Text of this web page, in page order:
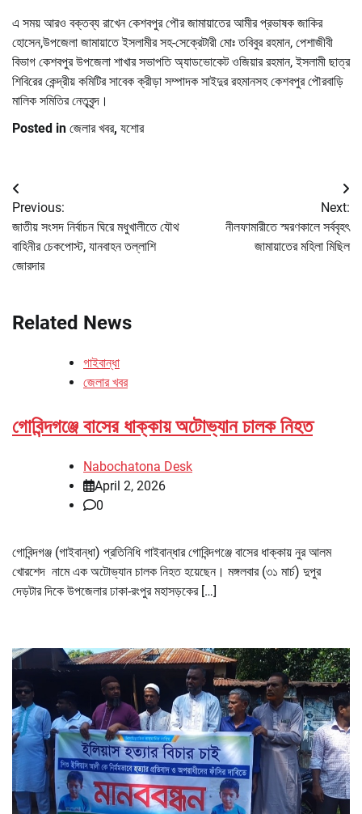
এ সময় আরও বক্তব্য রাখেন কেশবপুর পৌর জামায়াতের আমীর প্রভাষক জাকির
হোসেন,উপজেলা জামায়াতে ইসলামীর সহ-সেক্রেটারী মোঃ তবিবুর রহমান, পেশাজীবী
বিভাগ কেশবপুর উপজেলা শাখার সভাপতি অ্যাডভোকেট ওজিয়ার রহমান, ইসলামী ছাত্র
শিবিরের কেন্দ্রীয় কমিটির সাবেক ক্রীড়া সম্পাদক সাইদুর রহমানসহ কেশবপুর পৌরবাড়ি
মালিক সমিতির নেতৃবৃন্দ।
Posted in জেলার খবর, যশোর
Post
navigation
Previous:
জাতীয় সংসদ নির্বাচন ঘিরে মধুখালীতে যৌথ
বাহিনীর চেকপোস্ট, যানবাহন তল্লাশি
জোরদার
Next:
নীলফামারীতে স্মরণকালে সর্ববৃহৎ
জামায়াতের মহিলা মিছিল
Related News
গাইবান্ধা
জেলার খবর
গোবিন্দগঞ্জে বাসের ধাক্কায় অটোভ্যান চালক নিহত
Nabochatona Desk
April 2, 2026
0
গোবিন্দগঞ্জ (গাইবান্ধা) প্রতিনিধি গাইবান্ধার গোবিন্দগঞ্জে বাসের ধাক্কায় নুর আলম
খোরশেদ নামে এক অটোভ্যান চালক নিহত হয়েছেন। মঙ্গলবার (৩১ মার্চ) দুপুর
দেড়টার দিকে উপজেলার ঢাকা-রংপুর মহাসড়কের […]